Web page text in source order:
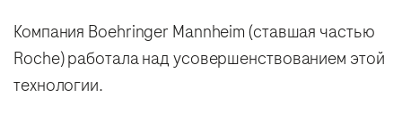
Компания Boehringer Mannheim (ставшая частью
Roche) работала над усовершенствованием этой
технологии.